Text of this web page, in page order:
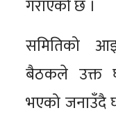
गराएको छ ।
समितिको
बैठकले उक्त
भएको जनाउँदै